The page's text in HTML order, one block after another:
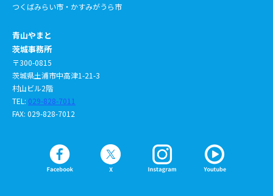
つくばみらい市・かすみがうら市
青山やまと
茨城事務所
〒300-0815
茨城県土浦市中高津1-21-3
村山ビル2階
TEL: 029-828-7011
FAX: 029-828-7012